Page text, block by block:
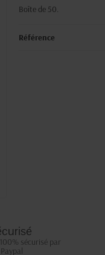
Boîte de 50.
Référence
sécurisé par